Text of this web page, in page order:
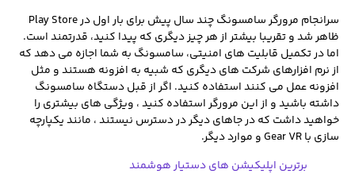
سرانجام مرورگر سامسونگ چند سال پیش برای بار اول در Play Store
ظاهر شد و تقریبا بیشتر از هر چیز دیگری که پیدا کنید، قدرتمند است.
اما در تکمیل قابلیت های امنیتی، سامسونگ به شما اجازه می دهد که
از نرم افزارهای شرکت های دیگری که شبیه به افزونه هستند و مثل
افزونه عمل می کنند استفاده کنید. اگر از قبل دستگاه سامسونگ
داشته باشید و از این مرورگر استفاده کنید ، ویژگی های بیشتری را
خواهید داشت که در جاهای دیگر در دسترس نیستند ، مانند یکپارچه
سازی با Gear VR و موارد دیگر.
برترین اپلیکیشن های دستیار هوشمند